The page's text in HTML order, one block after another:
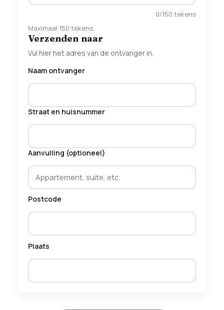
0/150 tekens
Maximaal 150 tekens.
Verzenden naar
Vul hier het adres van de ontvanger in.
Naam ontvanger
Straat en huisnummer
Aanvulling (optioneel)
Postcode
Plaats